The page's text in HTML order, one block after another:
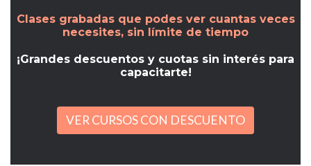
Clases grabadas que podes ver cuantas veces
necesites, sin límite de tiempo
¡Grandes descuentos y cuotas sin interés para
capacitarte!
VER CURSOS CON DESCUENTO